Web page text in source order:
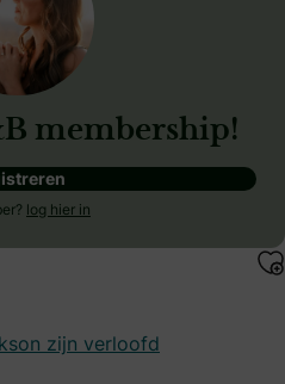
membership!
log hier in
zijn verloofd